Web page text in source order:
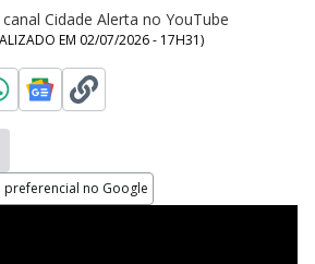
Cidade Alerta no YouTube
EM 02/07/2026 - 17H31)
no Google